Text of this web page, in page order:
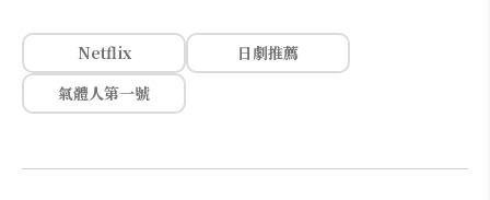
Netflix
日劇推薦
氣體人第一號